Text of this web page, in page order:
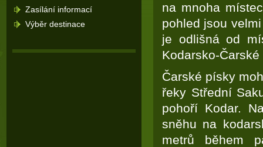
na mnoha
pohled jsou
je odlišná od
Kodarsko-
Čarské písky
řeky Střední
pohoří Kodar.
sněhu na
metrů během
Zasílání informací
Výběr destinace